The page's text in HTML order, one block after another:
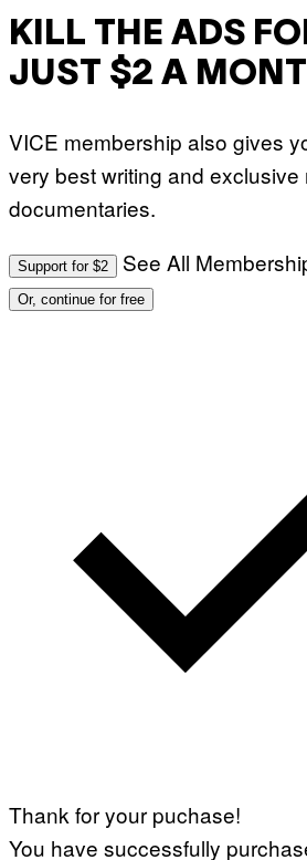
KILL THE ADS
JUST $2 A
VICE membership also gives
very best writing and exclusive
documentaries.
Support for $2 See All
Or, continue for free
Thank for your puchase!
You have successfully